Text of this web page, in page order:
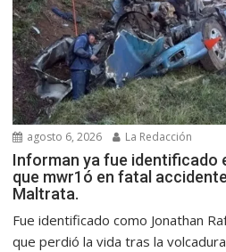
agosto 6, 2026 La Redacción
Informan ya fue identificado
que mwr1ó en fatal
Maltrata.
Fue identificado como Jonathan
que perdió la vida tras la volcadura